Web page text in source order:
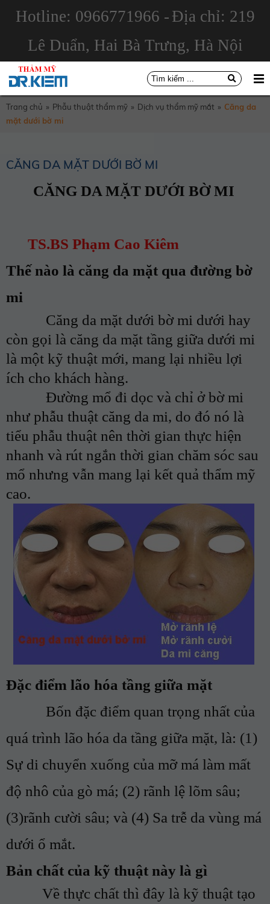
Hotline: 0966771966 - Địa chỉ: 219
Lê Duẩn, Hai Bà Trưng, Hà Nội
Trang chủ » Phẫu thuật thẩm mỹ » Dịch vụ thẩm mỹ mắt » Căng da
mặt dưới bờ mi
CĂNG DA MẶT DƯỚI BỜ MI
CĂNG DA MẶT DƯỚI BỜ MI
TS.BS Phạm Cao Kiêm
Thế nào là căng da mặt qua đường bờ
mi
Căng da mặt dưới bờ mi dưới hay
còn gọi là căng da mặt tầng giữa dưới mi
là một kỹ thuật mới, mang lại nhiều lợi
ích cho khách hàng.
Đường mổ đi dọc và chỉ ở bờ mi
như phẫu thuật căng da mi, do đó nó là
tiểu phẫu thuật nên thời gian thực hiện
nhanh và rút ngắn thời gian chăm sóc sau
mổ nhưng vẫn mang lại kết quả thẩm mỹ
cao.
Đặc điểm lão hóa tầng giữa mặt
Bốn đặc điểm quan trọng nhất của
quá trình lão hóa da tầng giữa mặt, là: (1)
Sự di chuyển xuống của mỡ má làm mất
độ nhô của gò má; (2) rãnh lệ lõm sâu;
(3)rãnh cười sâu; và (4) Sa trễ da vùng má
dưới ổ mắt.
Bản chất của kỹ thuật này là gì
Về thực chất thì đây là kỹ thuật tạo